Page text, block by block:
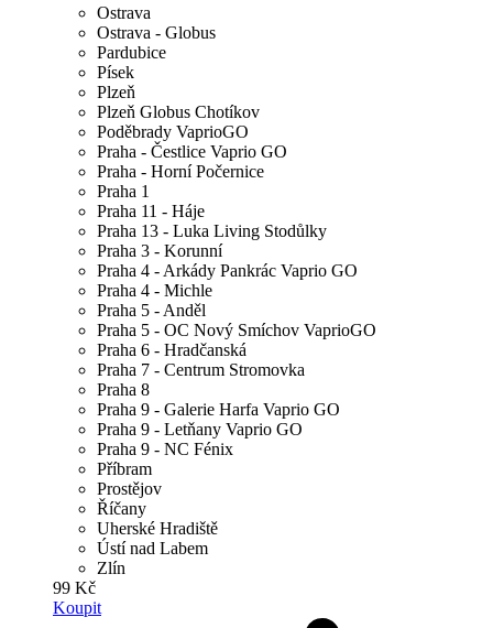
Ostrava
Ostrava - Globus
Pardubice
Písek
Plzeň
Plzeň Globus Chotíkov
Poděbrady VaprioGO
Praha - Čestlice Vaprio GO
Praha - Horní Počernice
Praha 1
Praha 11 - Háje
Praha 13 - Luka Living Stodůlky
Praha 3 - Korunní
Praha 4 - Arkády Pankrác Vaprio GO
Praha 4 - Michle
Praha 5 - Anděl
Praha 5 - OC Nový Smíchov VaprioGO
Praha 6 - Hradčanská
Praha 7 - Centrum Stromovka
Praha 8
Praha 9 - Galerie Harfa Vaprio GO
Praha 9 - Letňany Vaprio GO
Praha 9 - NC Fénix
Příbram
Prostějov
Říčany
Uherské Hradiště
Ústí nad Labem
Zlín
99 Kč
Koupit